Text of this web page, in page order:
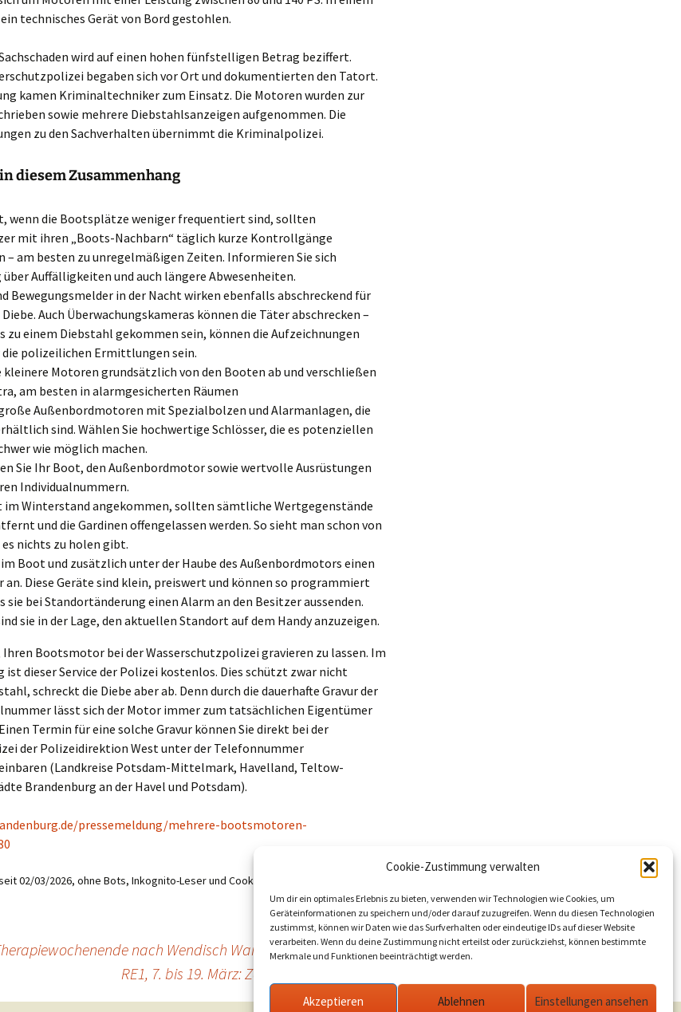
Cookie-Zustimmung verwalten
Um dir ein optimales Erlebnis zu bieten, verwenden wir Technologien wie Cookies, um
Geräteinformationen zu speichern und/oder darauf zuzugreifen. Wenn du diesen Technologien
zustimmst, können wir Daten wie das Surfverhalten oder eindeutige IDs auf dieser Website
verarbeiten. Wenn du deine Zustimmung nicht erteilst oder zurückziehst, können bestimmte
Merkmale und Funktionen beeinträchtigt werden.
Akzeptieren Ablehnen Einstellungen ansehen
technisches Gerät von Bord gestohlen.
wird auf einen hohen fünfstelligen Betrag beziffert.
begaben sich vor Ort und dokumentierten den Tatort.
kamen Kriminaltechniker zum Einsatz. Die Motoren wurden zur
sowie mehrere Diebstahlsanzeigen aufgenommen. Die
zu den Sachverhalten übernimmt die Kriminalpolizei.
diesem Zusammenhang
wenn die Bootsplätze weniger frequentiert sind, sollten
mit ihren „Boots-Nachbarn“ täglich kurze Kontrollgänge
– am besten zu unregelmäßigen Zeiten. Informieren Sie sich
Auffälligkeiten und auch längere Abwesenheiten.
Bewegungsmelder in der Nacht wirken ebenfalls abschreckend für
Auch Überwachungskameras können die Täter abschrecken –
zu einem Diebstahl gekommen sein, können die Aufzeichnungen
polizeilichen Ermittlungen sein.
kleinere Motoren grundsätzlich von den Booten ab und verschließen
am besten in alarmgesicherten Räumen
Außenbordmotoren mit Spezialbolzen und Alarmanlagen, die
sind. Wählen Sie hochwertige Schlösser, die es potenziellen
wie möglich machen.
Sie Ihr Boot, den Außenbordmotor sowie wertvolle Ausrüstungen
Individualnummern.
im Winterstand angekommen, sollten sämtliche Wertgegenstände
und die Gardinen offengelassen werden. So sieht man schon von
es nichts zu holen gibt.
Boot und zusätzlich unter der Haube des Außenbordmotors einen
an. Diese Geräte sind klein, preiswert und können so programmiert
sie bei Standortänderung einen Alarm an den Besitzer aussenden.
sie in der Lage, den aktuellen Standort auf dem Handy anzuzeigen.
Ihren Bootsmotor bei der Wasserschutzpolizei gravieren zu lassen. Im
ist dieser Service der Polizei kostenlos. Dies schützt zwar nicht
schreckt die Diebe aber ab. Denn durch die dauerhafte Gravur der
lässt sich der Motor immer zum tatsächlichen Eigentümer
Termin für eine solche Gravur können Sie direkt bei der
der Polizeidirektion West unter der Telefonnummer
(Landkreise Potsdam-Mittelmark, Havelland, Teltow-
Brandenburg an der Havel und Potsdam).
pressemeldung/mehrere-bootsmotoren-
02/03/2026, ohne Bots, Inkognito-Leser und Cookie-Ablehner):
nach Wendisch Waren
RE1, 7. bis 19. März: Zahlreich Beachtenswertes wegen Bauarbeiten